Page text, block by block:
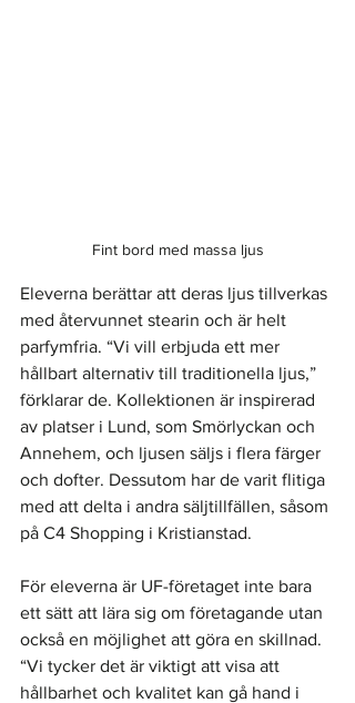
Fint bord med massa ljus
Eleverna berättar att deras ljus tillverkas
med återvunnet stearin och är helt
parfymfria. “Vi vill erbjuda ett mer
hållbart alternativ till traditionella ljus,”
förklarar de. Kollektionen är inspirerad
av platser i Lund, som Smörlyckan och
Annehem, och ljusen säljs i flera färger
och dofter. Dessutom har de varit flitiga
med att delta i andra säljtillfällen, såsom
på C4 Shopping i Kristianstad.
För eleverna är UF-företaget inte bara
ett sätt att lära sig om företagande utan
också en möjlighet att göra en skillnad.
“Vi tycker det är viktigt att visa att
hållbarhet och kvalitet kan gå hand i